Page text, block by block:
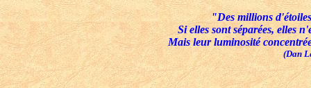
"Des millions
Si elles sont séparées, elles
Mais leur luminosité
(Dan